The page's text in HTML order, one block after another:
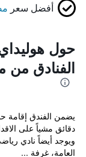
أفضل سعر
حول
الفنادق من
يضمن الفندق إقامة
ويوجد أيضاً نادي
العامة، غرفة ...